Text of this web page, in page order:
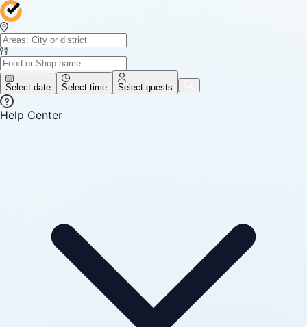
Select date Select time Select guests
Help Center